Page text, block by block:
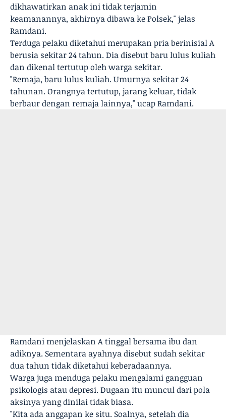
dikhawatirkan anak ini tidak terjamin
keamanannya, akhirnya dibawa ke Polsek," jelas
Ramdani.
Terduga pelaku diketahui merupakan pria berinisial A
berusia sekitar 24 tahun. Dia disebut baru lulus kuliah
dan dikenal tertutup oleh warga sekitar.
"Remaja, baru lulus kuliah. Umurnya sekitar 24
tahunan. Orangnya tertutup, jarang keluar, tidak
berbaur dengan remaja lainnya," ucap Ramdani.
Ramdani menjelaskan A tinggal bersama ibu dan
adiknya. Sementara ayahnya disebut sudah sekitar
dua tahun tidak diketahui keberadaannya.
Warga juga menduga pelaku mengalami gangguan
psikologis atau depresi. Dugaan itu muncul dari pola
aksinya yang dinilai tidak biasa.
"Kita ada anggapan ke situ. Soalnya, setelah dia